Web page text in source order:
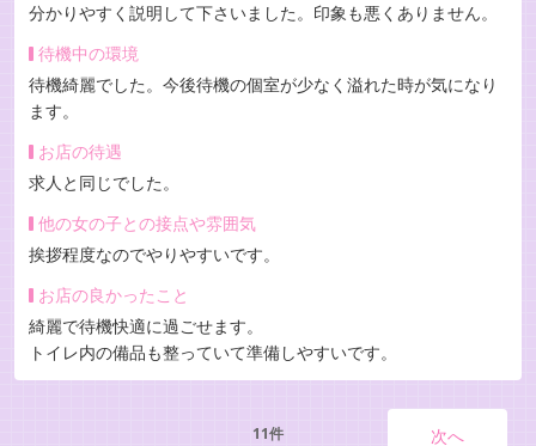
分かりやすく説明して下さいました。印象も悪くありません。
待機中の環境
待機綺麗でした。今後待機の個室が少なく溢れた時が気になり
ます。
お店の待遇
求人と同じでした。
他の女の子との接点や雰囲気
挨拶程度なのでやりやすいです。
お店の良かったこと
綺麗で待機快適に過ごせます。
トイレ内の備品も整っていて準備しやすいです。
次へ
11件